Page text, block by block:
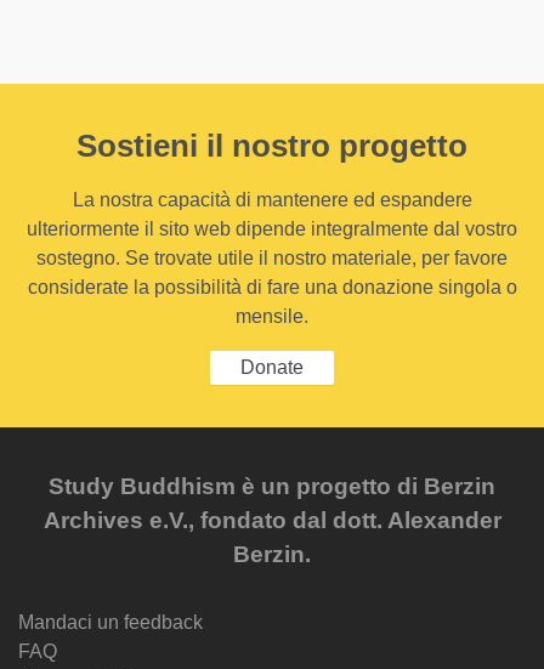
Sostieni il nostro progetto
La nostra capacità di mantenere ed espandere
ulteriormente il sito web dipende integralmente dal vostro
sostegno. Se trovate utile il nostro materiale, per favore
considerate la possibilità di fare una donazione singola o
mensile.
Donate
Study Buddhism è un progetto di Berzin
Archives e.V., fondato dal dott. Alexander
Berzin.
Mandaci un feedback
FAQ